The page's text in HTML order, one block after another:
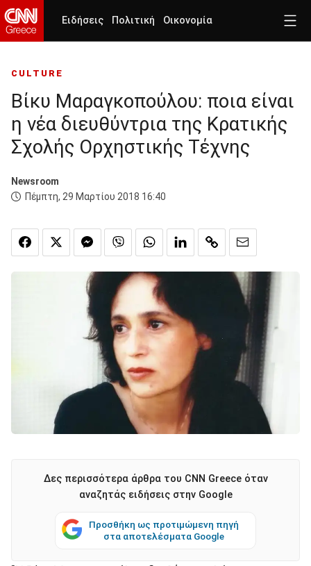
Ειδήσεις Πολιτική Οικονομία
CULTURE
Βίκυ Μαραγκοπούλου: ποια είναι
η νέα διευθύντρια της Κρατικής
Σχολής Ορχηστικής Τέχνης
Newsroom
Πέμπτη, 29 Μαρτίου 2018 16:40
Δες περισσότερα άρθρα του CNN Greece όταν
αναζητάς ειδήσεις στην Google
Προσθήκη ως προτιμώμενη πηγή
στα αποτελέσματα Google